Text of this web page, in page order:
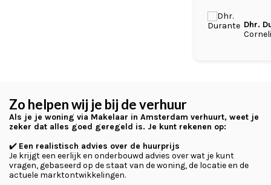
Dhr.
Zo helpen wij je bij de verhuur
Als je je woning via Makelaar in Amsterdam verhuurt, weet je
zeker dat alles goed geregeld is. Je kunt rekenen op:
✔️ Een realistisch advies over de huurprijs
Je krijgt een eerlijk en onderbouwd advies over wat je kunt
vragen, gebaseerd op de staat van de woning, de locatie en de
actuele marktontwikkelingen.